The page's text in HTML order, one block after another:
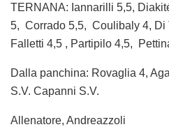
TERNANA: Iannarilli 5,5,
5, Corrado 5,5, Coulibaly 4, Di
Falletti 4,5 , Partipilo 4,5,
Dalla panchina: Rovaglia 4,
S.V. Capanni S.V.
Allenatore, Andreazzoli